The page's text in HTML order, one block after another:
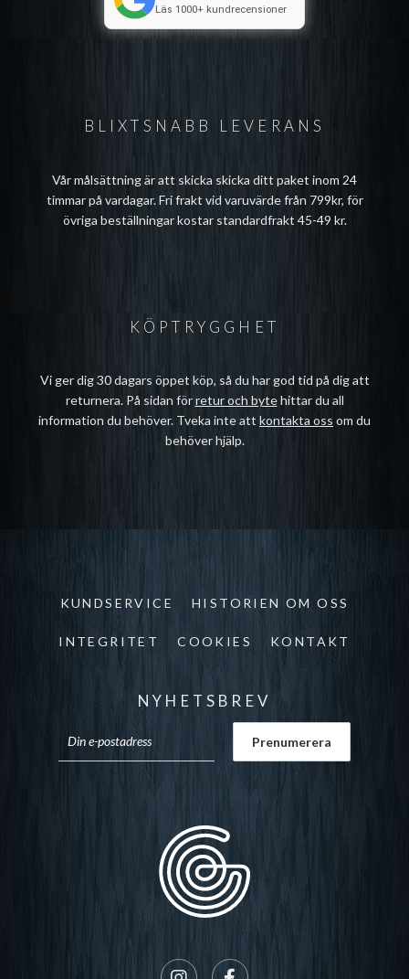
BLIXTSNABB LEVERANS
Vår målsättning är att skicka skicka ditt paket inom 24
timmar på vardagar. Fri frakt vid varuvärde från 799kr, för
övriga beställningar kostar standardfrakt 45-49 kr.
Läs 1000+ kundrecensioner
KÖPTRYGGHET
Vi ger dig 30 dagars öppet köp, så du har god tid på dig att
returnera. På sidan förretur och bytehittar du all
information du behöver. Tveka inte att kontakta oss om du
behöver hjälp.
KUNDSERVICE HISTORIEN OM OSS
INTEGRITET COOKIES KONTAKT
NYHETSBREV